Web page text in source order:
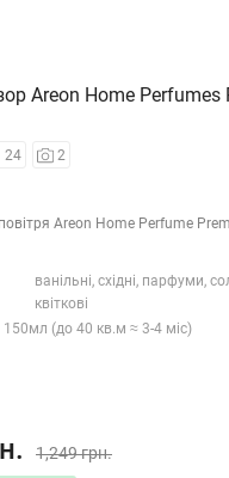
Areon Home Perfumes
24
2
Areon Home Perfume
ванільні, східні, парфуми,
квіткові
150мл (до 40 кв.м ≈ 3-4 міс)
1,249 грн.